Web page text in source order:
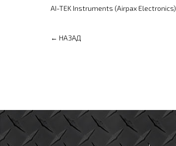
AI-TEK Instruments (Airpax Electronics)
← НАЗАД